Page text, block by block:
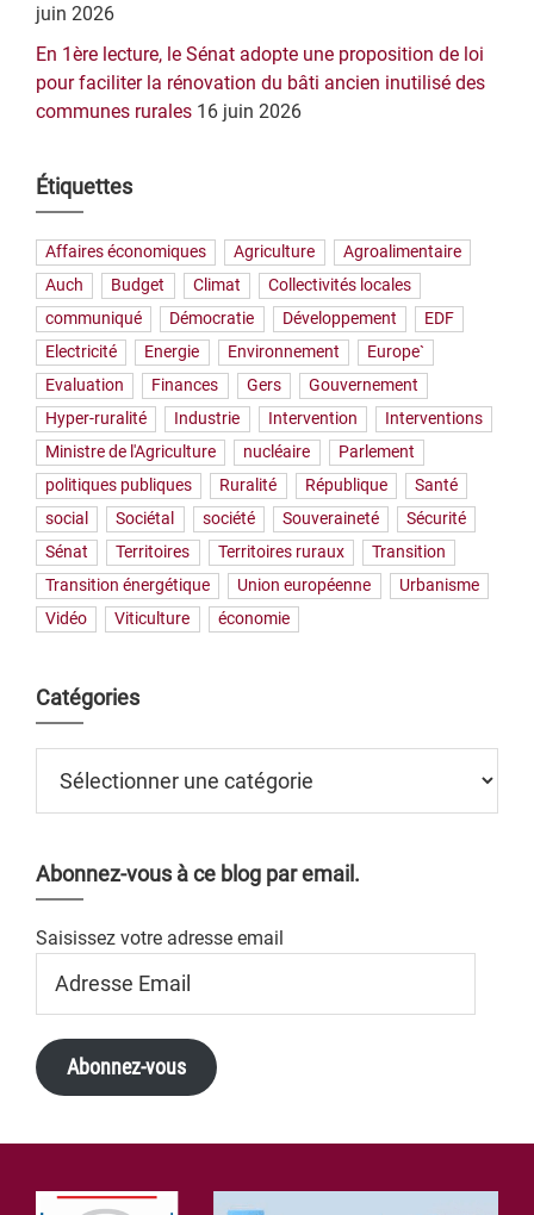
juin 2026
En 1ère lecture, le Sénat adopte une proposition de loi
pour faciliter la rénovation du bâti ancien inutilisé des
communes rurales 16 juin 2026
Étiquettes
Affaires économiques Agriculture
Agroalimentaire
Auch
Budget Climat
Collectivités locales
communiqué
Démocratie Développement
EDF
Electricité
Energie Environnement
Europe`
Evaluation
Finances Gers
Gouvernement
Hyper-ruralité
Industrie Intervention
Interventions
Ministre de l'Agriculture
nucléaire
Parlement
politiques publiques
Ruralité République
Santé
social
Sociétal société Souveraineté
Sécurité
Sénat
Territoires Territoires ruraux
Transition
Transition énergétique
Union européenne
Urbanisme
Vidéo
Viticulture économie
Catégories
Abonnez-vous à ce blog par email.
Saisissez votre adresse email
Email
Abonnez-vous